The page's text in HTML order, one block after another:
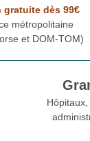
gratuite dès 99€
métropolitaine
et DOM-TOM)
Hôpitaux,